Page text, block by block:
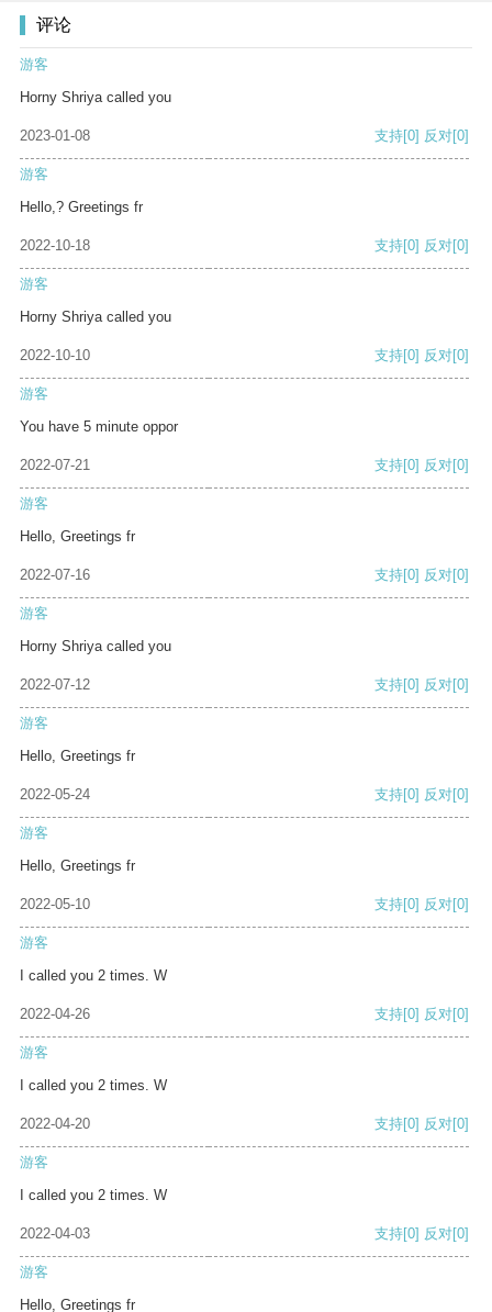
评论
游客
Horny Shriya called you
2023-01-08 支持[0] 反对[0]
游客
Hello,? Greetings fr
2022-10-18 支持[0] 反对[0]
游客
Horny Shriya called you
2022-10-10 支持[0] 反对[0]
游客
You have 5 minute oppor
2022-07-21 支持[0] 反对[0]
游客
Hello, Greetings fr
2022-07-16 支持[0] 反对[0]
游客
Horny Shriya called you
2022-07-12 支持[0] 反对[0]
游客
Hello, Greetings fr
2022-05-24 支持[0] 反对[0]
游客
Hello, Greetings fr
2022-05-10 支持[0] 反对[0]
游客
I called you 2 times. W
2022-04-26 支持[0] 反对[0]
游客
I called you 2 times. W
2022-04-20 支持[0] 反对[0]
游客
I called you 2 times. W
2022-04-03 支持[0] 反对[0]
游客
Hello, Greetings fr